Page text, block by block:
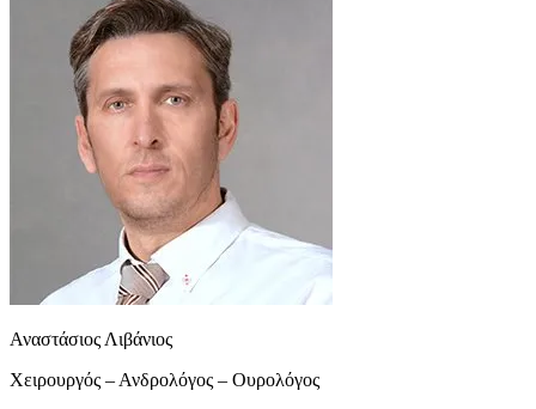
Αναστάσιος Λιβάνιος
Χειρουργός – Ανδρολόγος – Ουρολόγος